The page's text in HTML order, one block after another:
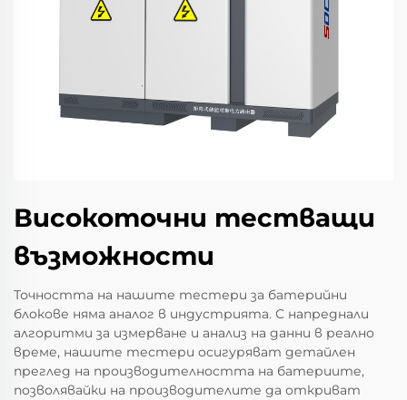
Високоточни тестващи
възможности
Точността на нашите тестери за батерийни
блокове няма аналог в индустрията. С напреднали
алгоритми за измерване и анализ на данни в реално
време, нашите тестери осигуряват детайлен
преглед на производителността на батериите,
позволявайки на производителите да откриват